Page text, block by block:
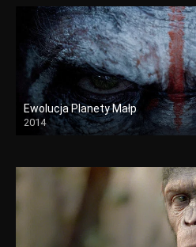
Ewolucja Planety Małp
2014